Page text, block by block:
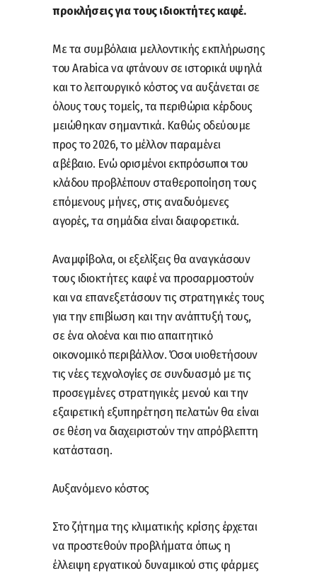
προκλήσεις για τους ιδιοκτήτες καφέ.
Με τα συμβόλαια μελλοντικής εκπλήρωσης
του Arabica να φτάνουν σε ιστορικά υψηλά
και το λειτουργικό κόστος να αυξάνεται σε
όλους τους τομείς, τα περιθώρια κέρδους
μειώθηκαν σημαντικά. Καθώς οδεύουμε
προς το 2026, το μέλλον παραμένει
αβέβαιο. Ενώ ορισμένοι εκπρόσωποι του
κλάδου προβλέπουν σταθεροποίηση τους
επόμενους μήνες, στις αναδυόμενες
αγορές, τα σημάδια είναι διαφορετικά.
Αναμφίβολα, οι εξελίξεις θα αναγκάσουν
τους ιδιοκτήτες καφέ να προσαρμοστούν
και να επανεξετάσουν τις στρατηγικές τους
για την επιβίωση και την ανάπτυξή τους,
σε ένα ολοένα και πιο απαιτητικό
οικονομικό περιβάλλον. Όσοι υιοθετήσουν
τις νέες τεχνολογίες σε συνδυασμό με τις
προσεγμένες στρατηγικές μενού και την
εξαιρετική εξυπηρέτηση πελατών θα είναι
σε θέση να διαχειριστούν την απρόβλεπτη
κατάσταση.
Αυξανόμενο κόστος
Στο ζήτημα της κλιματικής κρίσης έρχεται
να προστεθούν προβλήματα όπως η
έλλειψη εργατικού δυναμικού στις φάρμες